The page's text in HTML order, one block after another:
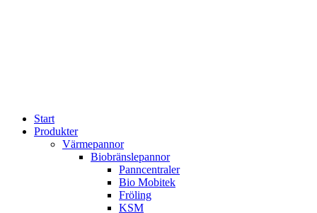
Start
Produkter
Värmepannor
Biobränslepannor
Panncentraler
Bio Mobitek
Fröling
KSM